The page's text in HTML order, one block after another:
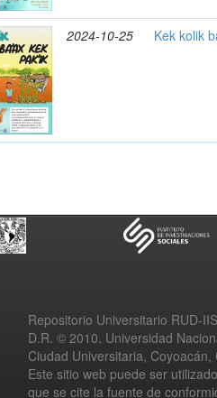
2024-10-25 Kek kolik
Repositorio Universitario RUD-IIS
D.R. © 2010. Universidad
Ciudad Universitaria,
Este sitio web puede ser
que se cite la fuente de